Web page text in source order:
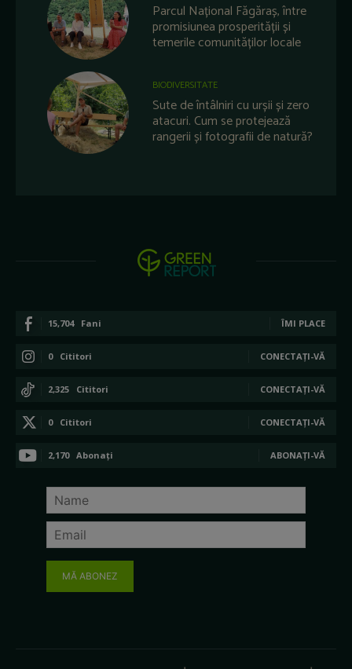
Parcul Național Făgăraș, între
promisiunea prosperității și
temerile comunităților locale
BIODIVERSITATE
Sute de întâlniri cu urșii și zero
atacuri. Cum se protejează
rangerii și fotografii de natură?
15,704 Fani ÎMI PLACE
0 Cititori CONECTAȚI-VĂ
2,325 Cititori CONECTAȚI-VĂ
0 Cititori CONECTAȚI-VĂ
2,170 Abonați ABONAȚI-VĂ
MĂ ABONEZ